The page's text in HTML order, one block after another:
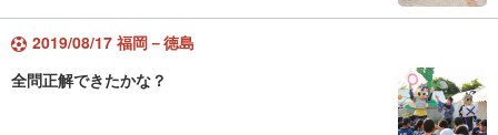
2019/08/17 福岡－徳島
全問正解できたかな？